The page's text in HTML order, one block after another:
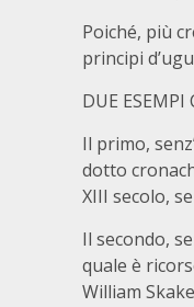
Poiché, più
principi
DUE
Il primo,
dotto
XIII secolo,
Il secondo,
quale è
William